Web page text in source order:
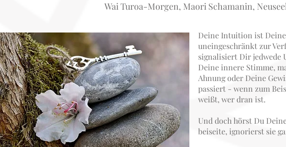
Wai Turoa-Morgen, Maori Schamanin,
Deine Intuition ist
uneingeschränkt zur
signalisiert Dir jedwede
Deine innere Stimme,
Ahnung oder Deine
passiert - wenn zum
weißt, wer dran ist.
Und doch hörst Du
beiseite, ignorierst sie